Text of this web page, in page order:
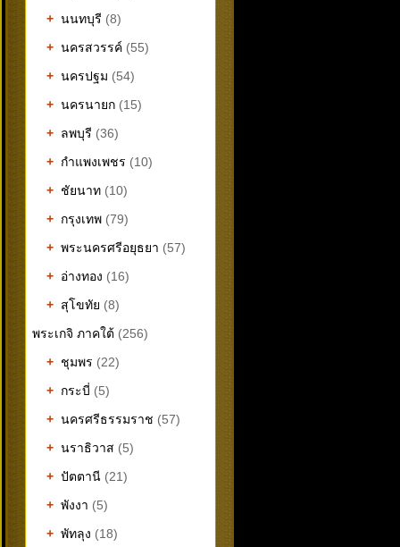
+ นนทบุรี (8)
+ นครสวรรค์ (55)
+ นครปฐม (54)
+ นครนายก (15)
+ ลพบุรี (36)
+ กำแพงเพชร (10)
+ ชัยนาท (10)
+ กรุงเทพ (79)
+ พระนครศรีอยุธยา (57)
+ อ่างทอง (16)
+ สุโขทัย (8)
พระเกจิ ภาคใต้ (256)
+ ชุมพร (22)
+ กระบี่ (5)
+ นครศรีธรรมราช (57)
+ นราธิวาส (5)
+ ปัตตานี (21)
+ พังงา (5)
+ พัทลุง (18)